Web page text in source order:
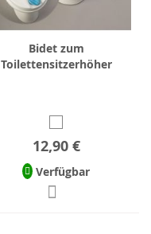
Bidet zum
Toilettensitzerhöher
12,90 €
Verfügbar